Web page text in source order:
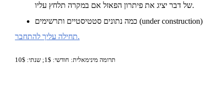
של דבר יציג את פיתרון הפאזל אם במקרה תלחץ עליו.
כמה נתונים סטטיסטיים ותרשימים (under construction)
תחילה עליך להתחבר.
תרומה מינימאלית: חודשי: 1$; שנתי: 10$